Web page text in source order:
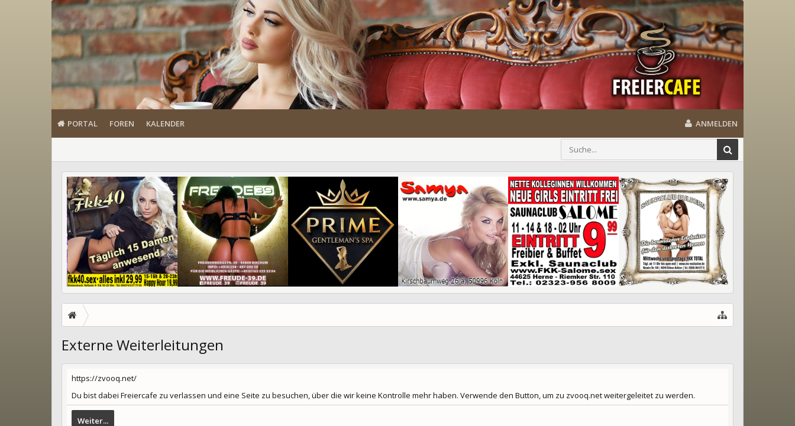
PORTAL FOREN KALENDER ANMELDEN
Externe Weiterleitungen
https://zvooq.net/
Du bist dabei Freiercafe zu verlassen und eine Seite zu besuchen, über die wir keine Kontrolle mehr haben. Verwende den Button, um zu zvooq.net weitergeleitet zu werden.
Weiter...